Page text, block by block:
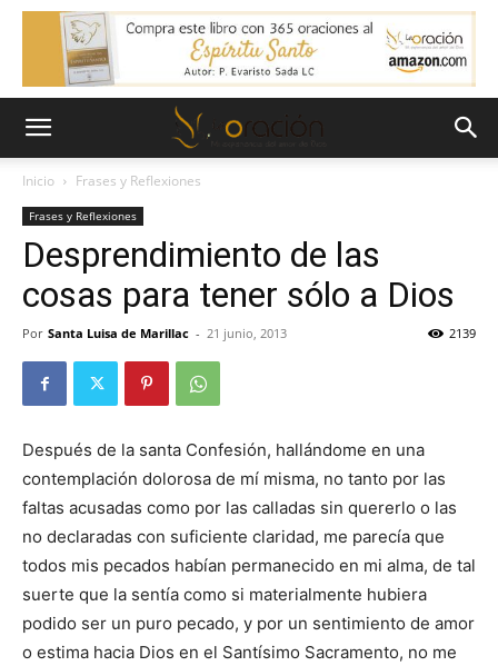
Inicio Frases y Reflexiones
Frases y Reflexiones
Desprendimiento de las
cosas para tener sólo a Dios
Por Santa Luisa de Marillac - 21 junio, 2013 2139
Después de la santa Confesión, hallándome en una
contemplación dolorosa de mí misma, no tanto por las
faltas acusadas como por las calladas sin quererlo o las
no declaradas con suficiente claridad, me parecía que
todos mis pecados habían permanecido en mi alma, de tal
suerte que la sentía como si materialmente hubiera
podido ser un puro pecado, y por un sentimiento de amor
o estima hacia Dios en el Santísimo Sacramento, no me